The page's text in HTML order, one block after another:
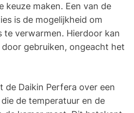
keuze maken. Een van de
is de mogelijkheid om
te verwarmen. Hierdoor kan
gebruiken, ongeacht het
de Daikin Perfera over een
de temperatuur en de